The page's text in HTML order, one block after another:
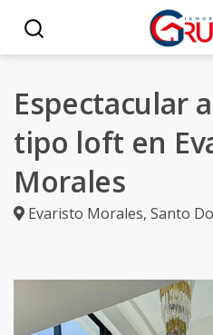
Espectacular
tipo loft en
Morales
Evaristo Morales, Santo